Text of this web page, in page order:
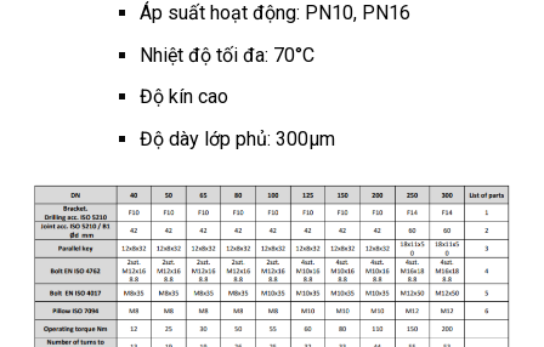
Áp suất hoạt động: PN10, PN16
Nhiệt độ tối đa: 70°C
Độ kín cao
Độ dày lớp phủ: 300µm